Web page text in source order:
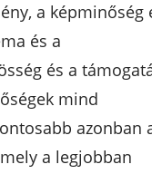
a képminőség
és a
és a
mind
azonban
a legjobban